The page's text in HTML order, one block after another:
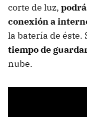
corte de luz,
conexión a
la batería de éste.
tiempo de
nube.